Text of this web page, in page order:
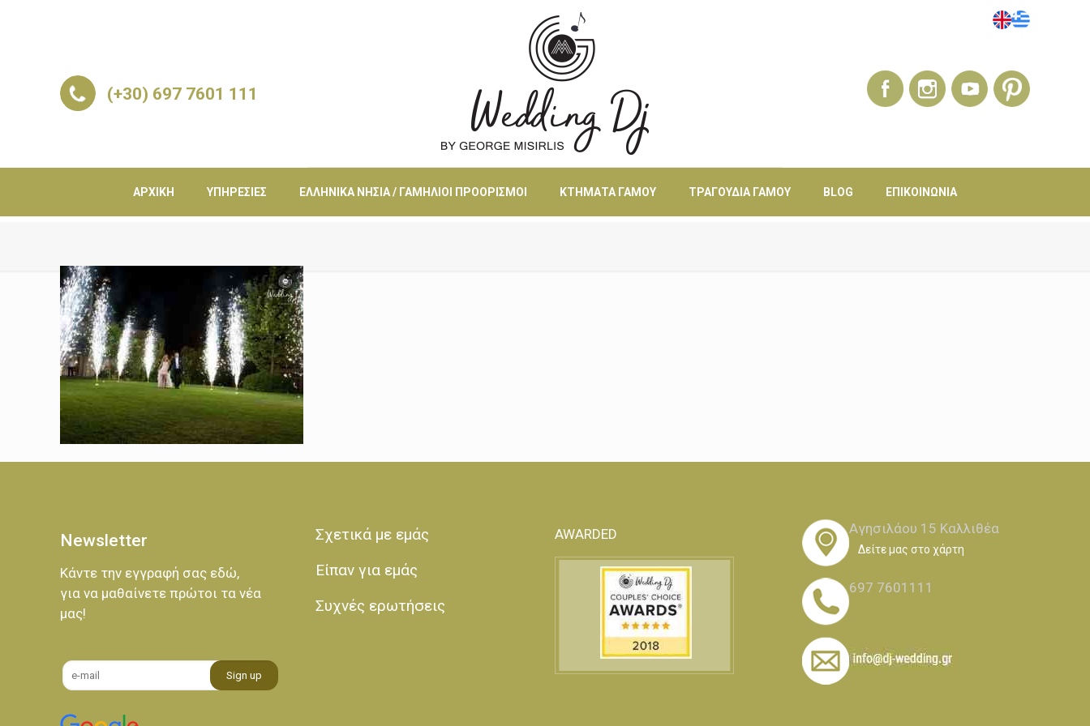
(+30) 697 7601 111
ΑΡΧΙΚΉ ΥΠΗΡΕΣΊΕΣ ΕΛΛΗΝΙΚΆ ΝΗΣΙΆ / ΓΑΜΉΛΙΟΙ ΠΡΟΟΡΙΣΜΟΊ ΚΤΉΜΑΤΑ ΓΆΜΟΥ ΤΡΑΓΟΎΔΙΑ ΓΆΜΟΥ BLOG ΕΠΙΚΟΙΝΩΝΊΑ
Newsletter
Κάντε την εγγραφή σας εδώ,
για να μαθαίνετε πρώτοι τα νέα
μας!
Σχετικά με εμάς
Είπαν για εμάς
Συχνές ερωτήσεις
AWARDED Αγησιλάου 15 Καλλιθέα
Δείτε μας στο χάρτη
697 7601111